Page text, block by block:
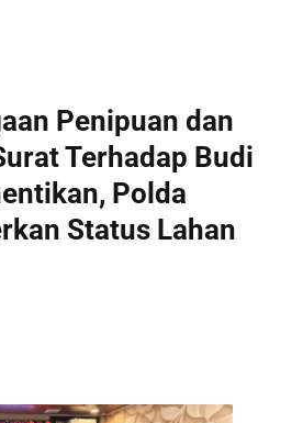
Penipuan dan
Terhadap Budi
Polda
Status Lahan